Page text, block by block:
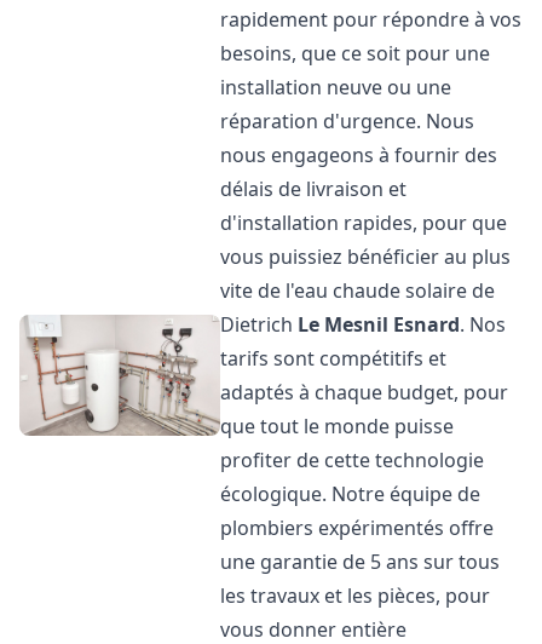
rapidement pour répondre à vos
besoins, que ce soit pour une
installation neuve ou une
réparation d'urgence. Nous
nous engageons à fournir des
délais de livraison et
d'installation rapides, pour que
vous puissiez bénéficier au plus
vite de l'eau chaude solaire de
Dietrich Le Mesnil Esnard. Nos
tarifs sont compétitifs et
adaptés à chaque budget, pour
que tout le monde puisse
profiter de cette technologie
écologique. Notre équipe de
plombiers expérimentés offre
une garantie de 5 ans sur tous
les travaux et les pièces, pour
vous donner entière